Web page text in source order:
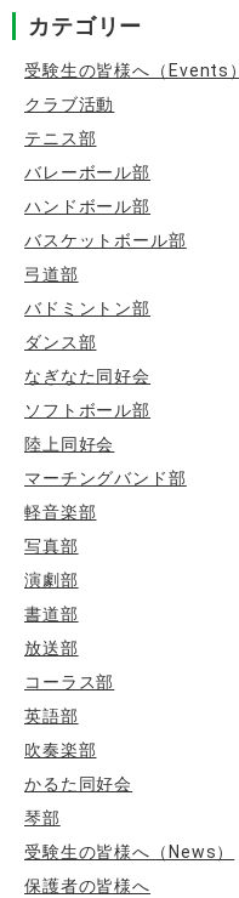
ョ
ン
カテゴリー
受験生の皆様へ（Events）
クラブ活動
テニス部
バレーボール部
ハンドボール部
バスケットボール部
弓道部
バドミントン部
ダンス部
なぎなた同好会
ソフトボール部
陸上同好会
マーチングバンド部
軽音楽部
写真部
演劇部
書道部
放送部
コーラス部
英語部
吹奏楽部
かるた同好会
琴部
受験生の皆様へ（News）
保護者の皆様へ